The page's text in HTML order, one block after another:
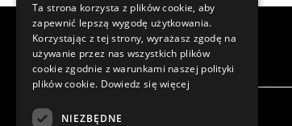
Ta strona korzysta z plików cookie, aby
zapewnić lepszą wygodę użytkowania.
Korzystając z tej strony, wyrażasz zgodę na
używanie przez nas wszystkich plików
cookie zgodnie z warunkami naszej polityki
plików cookie. Dowiedz się więcej
NIEZBĘDNE